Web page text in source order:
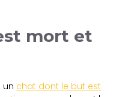
mort et
un chat dont le but est